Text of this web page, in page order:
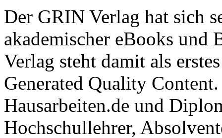
Der GRIN Verlag hat sich
akademischer eBooks und
Verlag steht damit als
Generated Quality
Hausarbeiten.de und
Hochschullehrer,